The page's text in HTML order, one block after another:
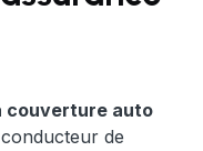
couverture auto
de